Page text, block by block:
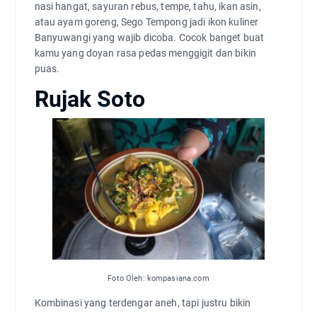
nasi hangat, sayuran rebus, tempe, tahu, ikan asin,
atau ayam goreng, Sego Tempong jadi ikon kuliner
Banyuwangi yang wajib dicoba. Cocok banget buat
kamu yang doyan rasa pedas menggigit dan bikin
puas.
Rujak Soto
Foto Oleh: kompasiana.com
Kombinasi yang terdengar aneh, tapi justru bikin